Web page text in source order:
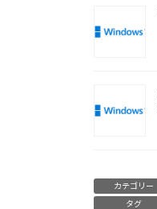
カテゴリー
タグ